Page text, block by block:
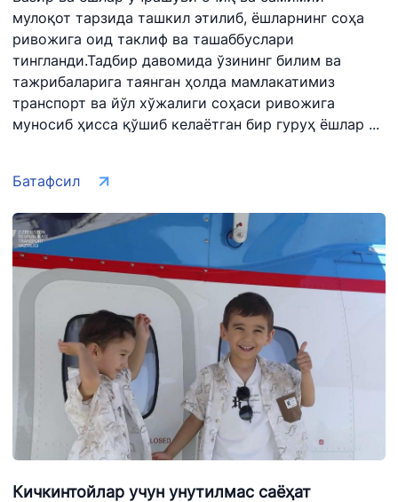
мулоқот тарзида ташкил этилиб, ёшларнинг соҳа
ривожига оид таклиф ва ташаббуслари
тингланди.Тадбир давомида ўзининг билим ва
тажрибаларига таянган ҳолда мамлакатимиз
транспорт ва йўл хўжалиги соҳаси ривожига
муносиб ҳисса қўшиб келаётган бир гуруҳ ёшлар ...
Батафсил
Кичкинтойлар учун унутилмас саёҳат